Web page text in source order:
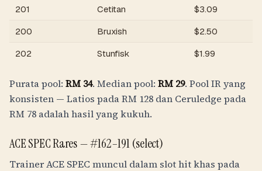
201
Cetitan $3.09
200
Bruxish $2.50
202
Stunfisk $1.99
Purata pool: RM34. Median pool: RM 29. Pool IR yang
konsisten — Latios padaRM 128 dan Ceruledge pada
RM 78 adalah hasil yang kukuh.
ACE SPEC Rares —#162–191 (select)
Trainer ACE SPEC muncul dalam slot hit khas pada